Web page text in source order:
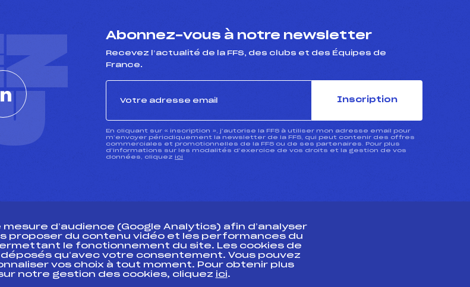
Abonnez-vous à notre newsletter
Recevez l’actualité de la FFS, des clubs et des Équipes de
France.
Inscription
En cliquant sur « inscription », j’autorise la FFS à utiliser mon adresse email pour
m’envoyer périodiquement la newsletter de la FFS, qui peut contenir des offres
commerciales et promotionnelles de la FFS ou de ses partenaires. Pour plus
d’informations sur les modalités d’exercice de vos droits et la gestion de vos
données, cliquez ici
fédéral
Pôle vie de l’athlète
Enseignement professionnel
d’audience (Google Analytics) afin d’analyser
proposer du contenu vidéo et les performances du
le fonctionnement du site. Les cookies de
qu’avec votre consentement. Vous pouvez
vos choix à tout moment. Pour obtenir plus
notre gestion des cookies, cliquez ici.